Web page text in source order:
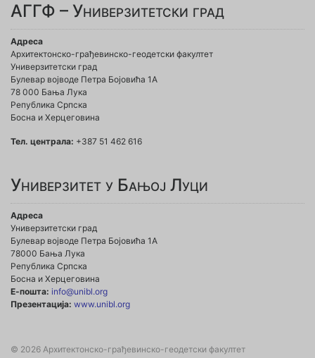
АГГФ – Универзитетски град
Адреса
Архитектонско-грађевинско-геодетски факултет
Универзитетски град
Булевар војводе Петра Бојовића 1A
78 000 Бања Лука
Република Српска
Босна и Херцеговина
Тел. централа: +387 51 462 616
Универзитет у Бањој Луци
Адреса
Универзитетски град
Булевар војводе Петра Бојовића 1А
78000 Бања Лука
Република Српска
Босна и Херцеговина
Е-пошта: info@unibl.org
Презентација: www.unibl.org
© 2026 Архитектонско-грађевинско-геодетски факултет